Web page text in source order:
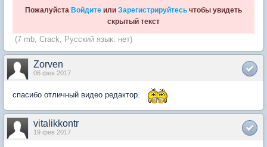
Пожалуйста Войдите или Зарегистрируйтесь чтобы увидеть
скрытый текст
(7 mb, Crack, Русский язык: нет)
Zorven
06 фев 2017
спасибо отличный видео редактор.
vitalikkontr
19 фев 2017